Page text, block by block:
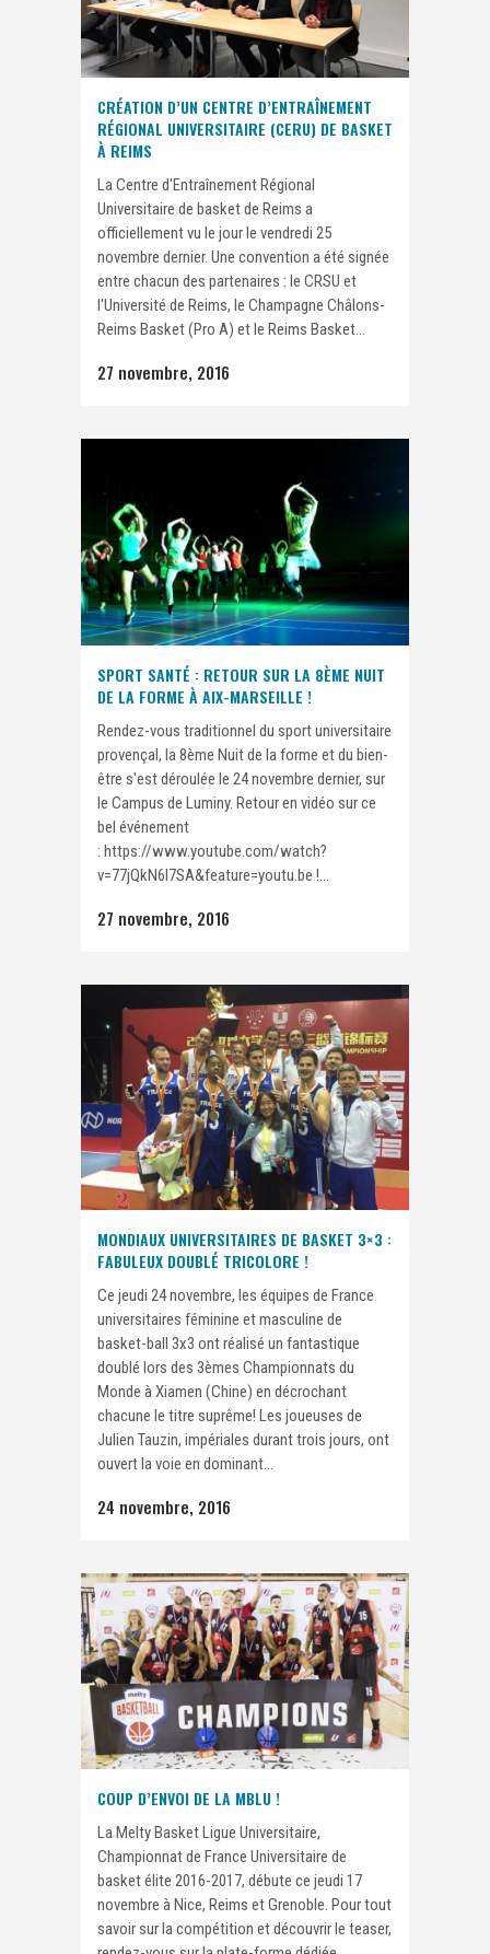
CRÉATION D’UN CENTRE D’ENTRAÎNEMENT
RÉGIONAL UNIVERSITAIRE (CERU) DE BASKET
À REIMS
La Centre d'Entraînement Régional
Universitaire de basket de Reims a
officiellement vu le jour le vendredi 25
novembre dernier. Une convention a été signée
entre chacun des partenaires : le CRSU et
l'Université de Reims, le Champagne Châlons-
Reims Basket (Pro A) et le Reims Basket...
27 novembre, 2016
SPORT SANTÉ : RETOUR SUR LA 8ÈME NUIT
DE LA FORME À AIX-MARSEILLE !
Rendez-vous traditionnel du sport universitaire
provençal, la 8ème Nuit de la forme et du bien-
être s'est déroulée le 24 novembre dernier, sur
le Campus de Luminy. Retour en vidéo sur ce
bel événement
: https://www.youtube.com/watch?
v=77jQkN6l7SA&feature=youtu.be !...
27 novembre, 2016
MONDIAUX UNIVERSITAIRES DE BASKET 3×3 :
FABULEUX DOUBLÉ TRICOLORE !
Ce jeudi 24 novembre, les équipes de France
universitaires féminine et masculine de
basket-ball 3x3 ont réalisé un fantastique
doublé lors des 3èmes Championnats du
Monde à Xiamen (Chine) en décrochant
chacune le titre suprême! Les joueuses de
Julien Tauzin, impériales durant trois jours, ont
ouvert la voie en dominant...
24 novembre, 2016
COUP D’ENVOI DE LA MBLU !
La Melty Basket Ligue Universitaire,
Championnat de France Universitaire de
basket élite 2016-2017, débute ce jeudi 17
novembre à Nice, Reims et Grenoble. Pour tout
savoir sur la compétition et découvrir le teaser,